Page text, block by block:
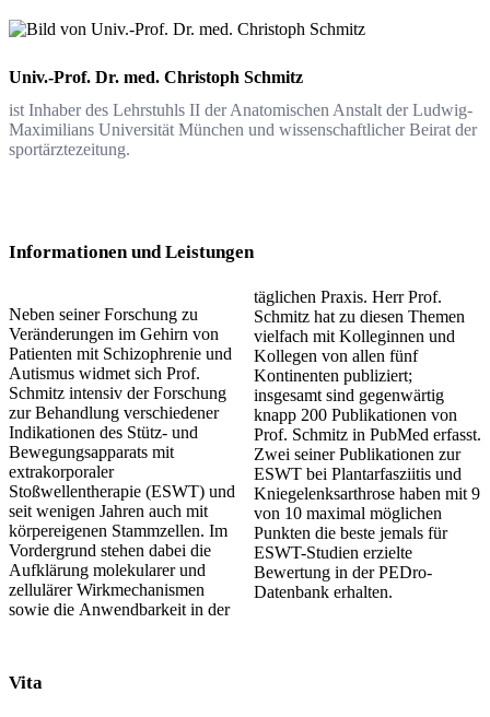
Univ.-Prof. Dr. med. Christoph Schmitz
ist Inhaber des Lehrstuhls II der Anatomischen Anstalt der Ludwig-
Maximilians Universität München und wissenschaftlicher Beirat der
sportärztezeitung.
Informationen und Leistungen
Neben seiner Forschung zu
Veränderungen im Gehirn von
Patienten mit Schizophrenie und
Autismus widmet sich Prof.
Schmitz intensiv der Forschung
zur Behandlung verschiedener
Indikationen des Stütz- und
Bewegungsapparats mit
extrakorporaler
Stoßwellentherapie (ESWT) und
seit wenigen Jahren auch mit
körpereigenen Stammzellen. Im
Vordergrund stehen dabei die
Aufklärung molekularer und
zellulärer Wirkmechanismen
sowie die Anwendbarkeit in der
täglichen Praxis. Herr Prof.
Schmitz hat zu diesen Themen
vielfach mit Kolleginnen und
Kollegen von allen fünf
Kontinenten publiziert;
insgesamt sind gegenwärtig
knapp 200 Publikationen von
Prof. Schmitz in PubMed erfasst.
Zwei seiner Publikationen zur
ESWT bei Plantarfasziitis und
Kniegelenksarthrose haben mit 9
von 10 maximal möglichen
Punkten die beste jemals für
ESWT-Studien erzielte
Bewertung in der PEDro-
Datenbank erhalten.
Vita